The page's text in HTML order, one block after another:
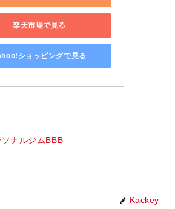
楽天市場で見る
ショッピングで見る
ナルジムBBB
Kackey